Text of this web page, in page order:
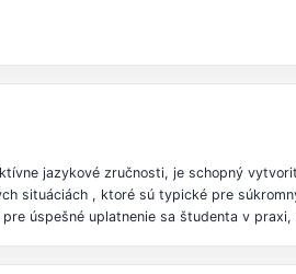
jazykové zručnosti, je schopný
situáciách , ktoré sú typické pre
úspešné uplatnenie sa študenta v